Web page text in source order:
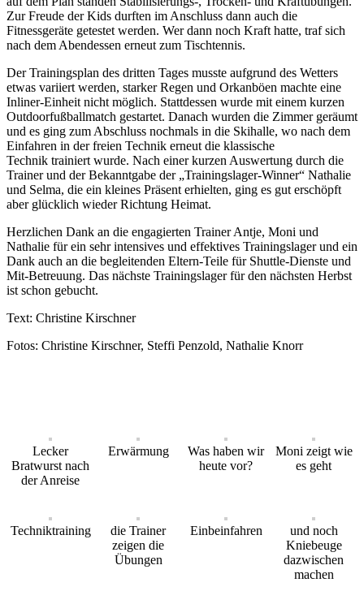
Zur Freude der Kids durften im Anschluss dann auch die
Fitnessgeräte getestet werden. Wer dann noch Kraft hatte, traf sich
nach dem Abendessen erneut zum Tischtennis.
Der Trainingsplan des dritten Tages musste aufgrund des Wetters
etwas variiert werden, starker Regen und Orkanböen machte eine
Inliner-Einheit nicht möglich. Stattdessen wurde mit einem kurzen
Outdoorfußballmatch gestartet. Danach wurden die Zimmer geräumt
und es ging zum Abschluss nochmals in die Skihalle, wo nach dem
Einfahren in der freien Technik erneut die klassische
Technik trainiert wurde. Nach einer kurzen Auswertung durch die
Trainer und der Bekanntgabe der „Trainingslager-Winner“ Nathalie
und Selma, die ein kleines Präsent erhielten, ging es gut erschöpft
aber glücklich wieder Richtung Heimat.
Herzlichen Dank an die engagierten Trainer Antje, Moni und
Nathalie für ein sehr intensives und effektives Trainingslager und ein
Dank auch an die begleitenden Eltern-Teile für Shuttle-Dienste und
Mit-Betreuung. Das nächste Trainingslager für den nächsten Herbst
ist schon gebucht.
Text: Christine Kirschner
Fotos: Christine Kirschner, Steffi Penzold, Nathalie Knorr
Lecker
Bratwurst nach
der Anreise
Erwärmung
Was haben wir
heute vor?
Moni zeigt wie
es geht
Techniktraining
die Trainer
zeigen die
Übungen
Einbeinfahren
und noch
Kniebeuge
dazwischen
machen